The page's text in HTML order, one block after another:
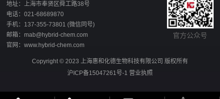
地址：上海市奉贤区舜工路38号
电话：021-68689870
手机：137-355-73801 (微信同号)
邮箱：mab@hybrid-chem.com
官网：www.hybrid-chem.com
官方公众号
Copyright © 2023 上海惠和化德生物科技有限公司 版权所有
沪ICP备15047261号-1 营业执照